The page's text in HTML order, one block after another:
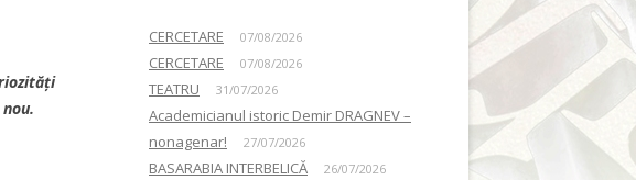
CERCETARE 07/08/2026
CERCETARE 07/08/2026
TEATRU 31/07/2026
Academicianul istoric Demir DRAGNEV –
nonagenar!
27/07/2026
BASARABIA INTERBELICĂ 26/07/2026